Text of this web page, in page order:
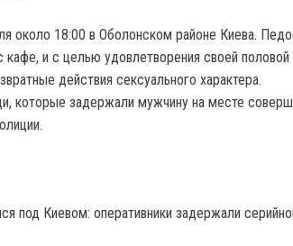
около 18:00 в Оболонском районе Киева.
и с целью удовлетворения своей половой
действия сексуального характера.
которые задержали мужчину на месте
под Киевом: оперативники задержали